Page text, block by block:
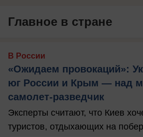
Главное в стране
В России
«Ожидаем провокаций»:
юг России и Крым — над
самолет-разведчик
Эксперты считают, что Киев
туристов, отдыхающих на